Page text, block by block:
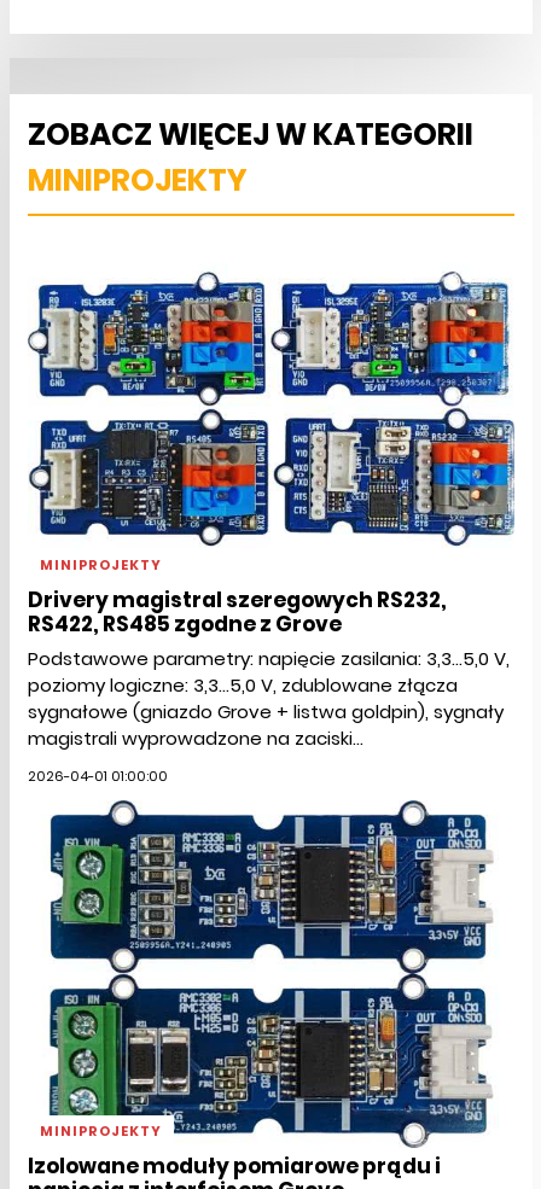
ZOBACZ WIĘCEJ W KATEGORII
MINIPROJEKTY
MINIPROJEKTY
Drivery magistral szeregowych RS232,
RS422, RS485 zgodne z Grove
Podstawowe parametry: napięcie zasilania: 3,3...5,0 V,
poziomy logiczne: 3,3...5,0 V, zdublowane złącza
sygnałowe (gniazdo Grove + listwa goldpin), sygnały
magistrali wyprowadzone na zaciski...
2026-04-01 01:00:00
MINIPROJEKTY
Izolowane moduły pomiarowe prądu i